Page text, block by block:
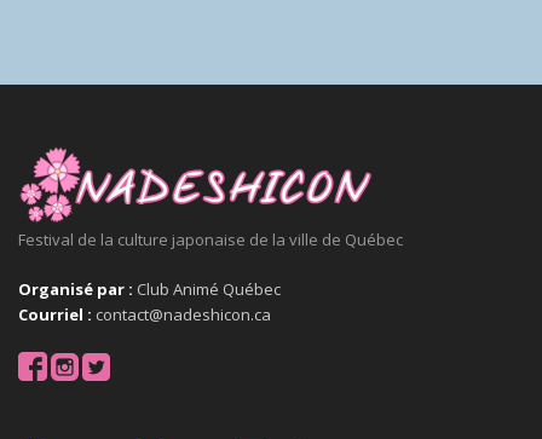
Festival de la culture japonaise de la ville de Québec
Organisé par : Club Animé Québec
Courriel : contact@nadeshicon.ca